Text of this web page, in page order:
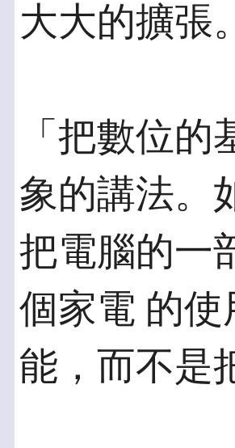
大大的擴張。
「把數位
象的講法。
把電腦的一
個家電 的
能，而不是